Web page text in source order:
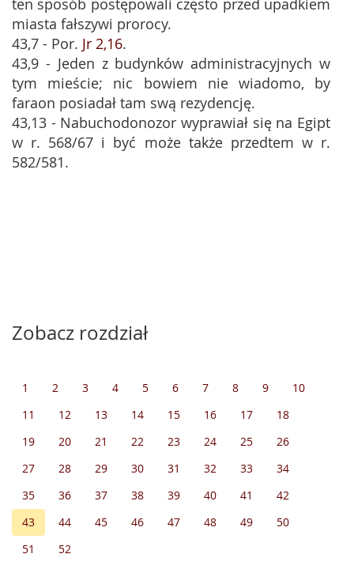
ten sposób postępowali często przed upadkiem
miasta fałszywi prorocy.
43,7 - Por. Jr 2,16.
43,9 - Jeden z budynków administracyjnych w
tym mieście; nic bowiem nie wiadomo, by
faraon posiadał tam swą rezydencję.
43,13 - Nabuchodonozor wyprawiał się na Egipt
w r. 568/67 i być może także przedtem w r.
582/581.
Zobacz rozdział
1 2 3 4 5 6 7 8 9
10
11
12 13 14 15 16 17
18
19
20 21 22 23 24 25
26
27
28 29 30 31 32 33
34
35
36 37 38 39 40 41
42
43
44 45 46 47 48 49
50
51
52